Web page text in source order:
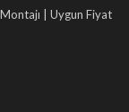
Montajı | Uygun Fiyat